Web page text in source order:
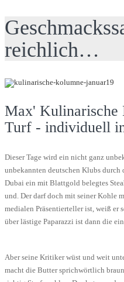
reichlich…
Max'
Turf - individuell
Dieser Tage wird ein nicht ganz
unbekannten deutschen Klubs durch
Dubai ein mit Blattgold belegtes
und. Der darf doch mit seiner Kohle
medialen Präsentierteller ist, weiß er
über lästige Paparazzi ist dann die
Aber seine Kritiker wüst und weit
macht die Butter sprichwörtlich